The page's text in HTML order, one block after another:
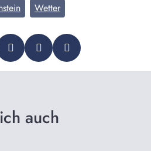
Wetter
auch